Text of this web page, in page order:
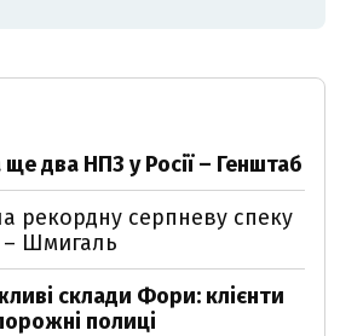
ще два НПЗ у Росії – Генштаб
рекордну серпневу спеку
– Шмигаль
склади Фори: клієнти
полиці